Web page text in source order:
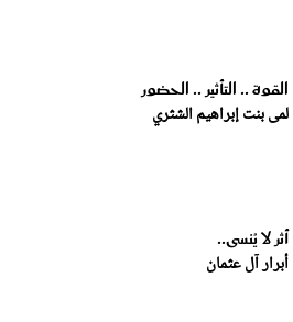
القوة .. التأثير .. الحضور
لمى بنت إبراهيم الشثري
أثر لا يُنسى..
أبرار آل عثمان